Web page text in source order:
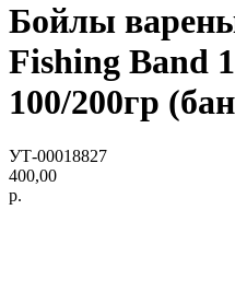
Бойлы
Fishing Band
100/200гр
УТ-00018827
400,00
р.